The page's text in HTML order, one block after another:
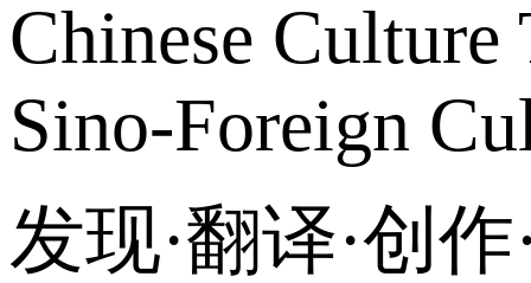
Chinese
Sino-Foreign
发现·翻译·创